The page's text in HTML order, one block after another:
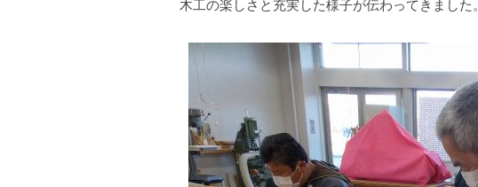
木工の楽しさと充実した様子が伝わってきました。